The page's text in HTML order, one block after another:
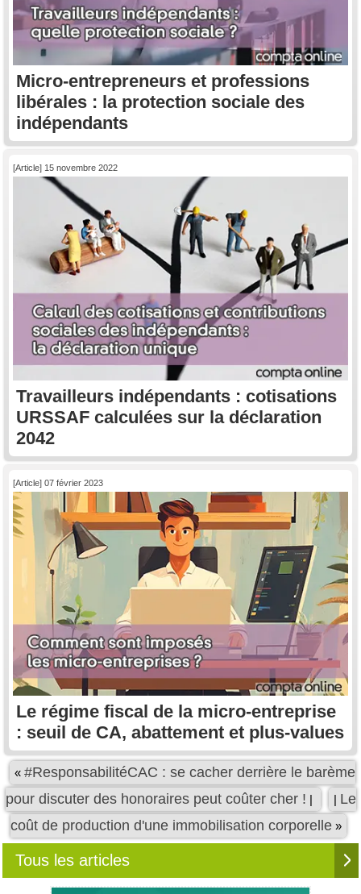
Micro-entrepreneurs et professions
libérales : la protection sociale des
indépendants
[Article] 15 novembre 2022
Travailleurs indépendants : cotisations
URSSAF calculées sur la déclaration
2042
[Article] 07 février 2023
Le régime fiscal de la micro-entreprise
: seuil de CA, abattement et plus-values
« #ResponsabilitéCAC : se cacher derrière le barème
pour discuter des honoraires peut coûter cher ! | | Le
coût de production d'une immobilisation corporelle »
Tous les articles